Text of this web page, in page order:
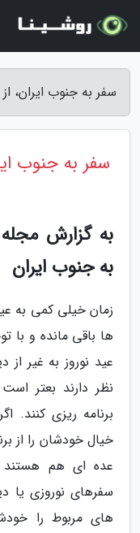
سفر به جنوب ایران،
سفر به جنوب
به گزارش
به جنوب ایران
زمان خیلی کمی به
ها باقی مانده و با
عید نوروز به غیر
نظر دارند بعتر
برنامه ریزی کنند.
خیال خودشان را از
عده ای هم هستند
سفرهای نوروزی یا
های مربوط را